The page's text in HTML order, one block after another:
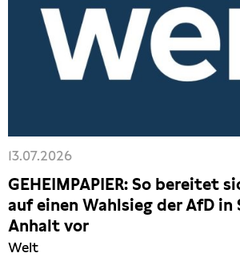
13.07.2026
GEHEIMPAPIER: So bereitet
auf einen Wahlsieg der AfD in
Anhalt vor
Welt